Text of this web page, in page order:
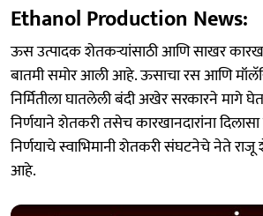
Ethanol Production News:
ऊस उत्पादक शेतकऱ्यांसाठी आणि साखर
बातमी समोर आली आहे. ऊसाचा रस आणि
निर्मितीला घातलेली बंदी अखेर सरकारने मागे
निर्णयाने शेतकरी तसेच कारखानदारांना
निर्णयाचे स्वाभिमानी शेतकरी संघटनेचे नेते राजू
आहे.